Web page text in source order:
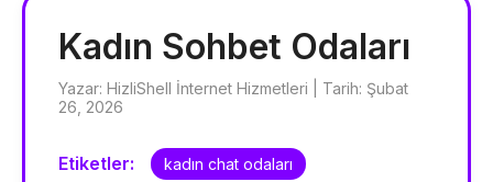
Kadın Sohbet Odaları
Yazar: HizliShell İnternet Hizmetleri | Tarih: Şubat
26, 2026
Etiketler:
kadın chat odaları